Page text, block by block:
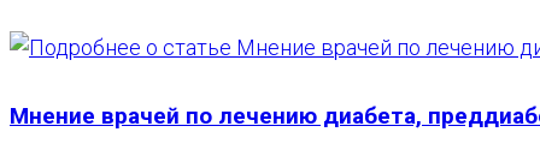
Мнение врачей по лечению диабета,